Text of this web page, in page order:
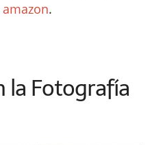
.
la Fotografía